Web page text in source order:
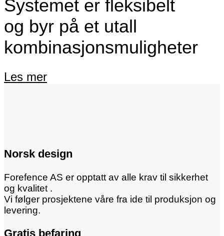
Systemet er fleksibelt
og byr på et utall
kombinasjonsmuligheter
Les mer
Norsk design
Forefence AS er opptatt av alle krav til sikkerhet
og kvalitet .
Vi følger prosjektene våre fra ide til produksjon og
levering.
Gratis befaring